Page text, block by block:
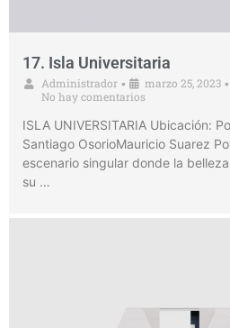
17. Isla Universitaria
Administrador • marzo 25, 2023 •
No hay comentarios
ISLA UNIVERSITARIA Ubicación:
Santiago OsorioMauricio Suarez
escenario singular donde la
su …